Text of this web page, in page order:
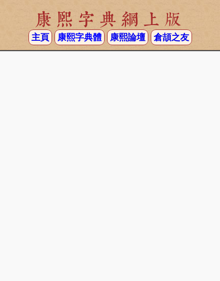
康熙字典網上版
主頁 康熙字典體 康熙論壇 倉頡之友